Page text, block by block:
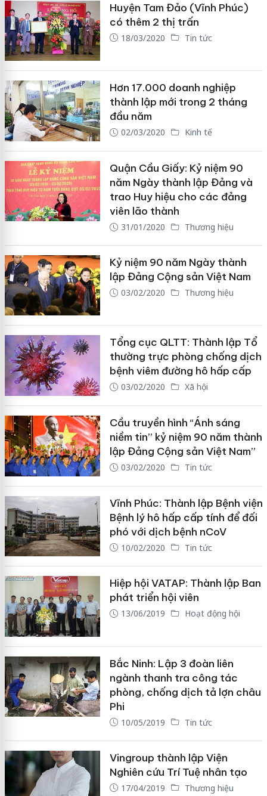
Huyện Tam Đảo (Vĩnh Phúc)
có thêm 2 thị trấn
18/03/2020 Tin tức
Hơn 17.000 doanh nghiệp
thành lập mới trong 2 tháng
đầu năm
02/03/2020 Kinh tế
Quận Cầu Giấy: Kỷ niệm 90
năm Ngày thành lập Đảng và
trao Huy hiệu cho các đảng
viên lão thành
31/01/2020 Thương hiệu
Kỷ niệm 90 năm Ngày thành
lập Đảng Cộng sản Việt Nam
03/02/2020 Thương hiệu
Tổng cục QLTT: Thành lập Tổ
thường trực phòng chống dịch
bệnh viêm đường hô hấp cấp
03/02/2020 Xã hội
Cầu truyền hình “Ánh sáng
niềm tin” kỷ niệm 90 năm thành
lập Đảng Cộng sản Việt Nam”
03/02/2020 Tin tức
Vĩnh Phúc: Thành lập Bệnh viện
Bệnh lý hô hấp cấp tính để đối
phó với dịch bệnh nCoV
10/02/2020 Tin tức
Hiệp hội VATAP: Thành lập Ban
phát triển hội viên
13/06/2019 Hoạt động hội
Bắc Ninh: Lập 3 đoàn liên
ngành thanh tra công tác
phòng, chống dịch tả lợn châu
Phi
10/05/2019 Tin tức
Vingroup thành lập Viện
Nghiên cứu Trí Tuệ nhân tạo
17/04/2019 Thương hiệu